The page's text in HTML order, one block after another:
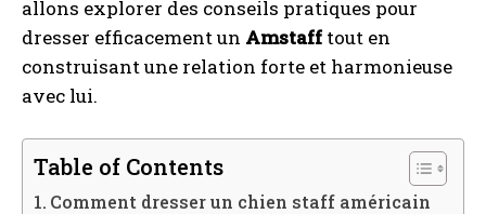
allons explorer des conseils pratiques pour
dresser efficacement un Amstaff tout en
construisant une relation forte et harmonieuse
avec lui.
Table of Contents
Comment dresser un chien staff américain